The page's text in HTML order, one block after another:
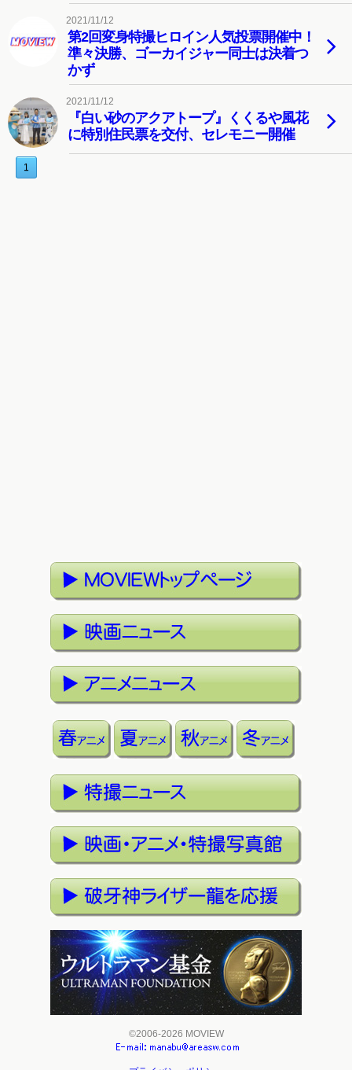
2021/11/12
第2回変身特撮ヒロイン人気投票開催中！
準々決勝、ゴーカイジャー同士は決着つ
かず
2021/11/12
『白い砂のアクアトープ』くくるや風花
に特別住民票を交付、セレモニー開催
1
©2006-2026 MOVIEW